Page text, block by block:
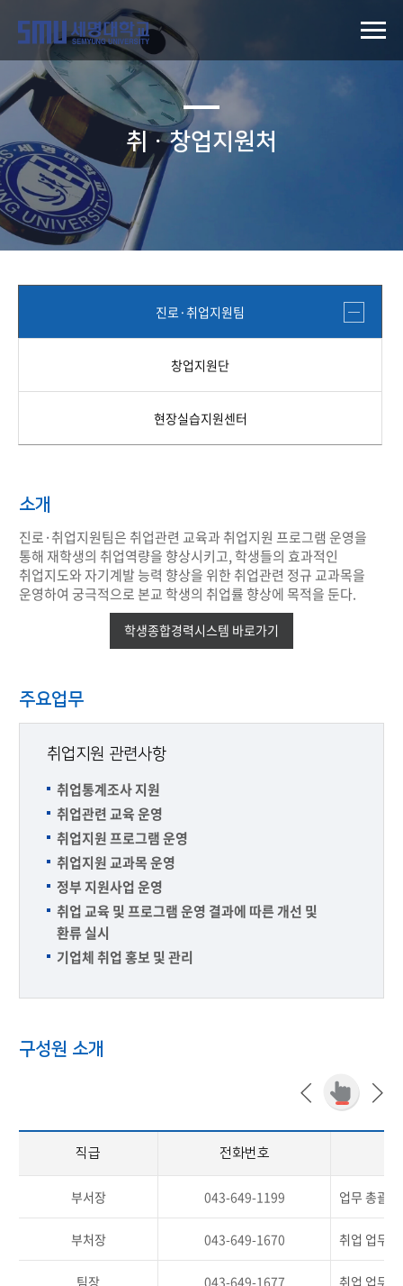
취ㆍ창업지원처
진로·취업지원팀
창업지원단
현장실습지원센터
소개
진로·취업지원팀은 취업관련 교육과 취업지원 프로그램 운영을
통해 재학생의 취업역량을 향상시키고, 학생들의 효과적인
취업지도와 자기계발 능력 향상을 위한 취업관련 정규 교과목을
운영하여 궁극적으로 본교 학생의 취업률 향상에 목적을 둔다.
학생종합경력시스템 바로가기
주요업무
취업지원 관련사항
취업통계조사 지원
취업관련 교육 운영
취업지원 프로그램 운영
취업지원 교과목 운영
정부 지원사업 운영
취업 교육 및 프로그램 운영 결과에 따른 개선 및
환류 실시
기업체 취업 홍보 및 관리
구성원 소개
직급 전화번호
부서장 043-649-1199 업무 총괄
부처장 043-649-1670 취업 업무
팀장 043-649-1677 취업 업무